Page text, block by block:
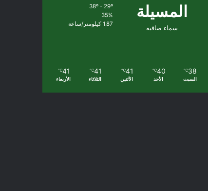
المسيلة
سماء صافية
38º - 29º
35%
1.87 كيلومتر/ساعة
38
℃
السبت
40
℃
الأحد
41
℃
الأثنين
41
℃
الثلاثاء
41
℃
الأربعاء